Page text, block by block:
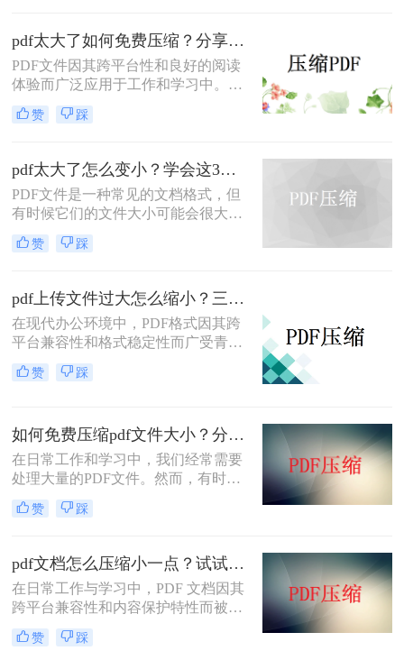
pdf太大了如何免费压缩？分享二种压缩方法！
PDF文件因其跨平台性和良好的阅读
体验而广泛应用于工作和学习中。然
而，有时PDF文件体积过大，不仅占
用存储空间，还会影响传输速度。那
介绍两种免费压缩PDF文件的方法。
赞 踩
pdf太大了怎么变小？学会这3个方法就够了！
PDF文件是一种常见的文档格式，但
有时候它们的文件大小可能会很大，
难以通过电子邮件或其他方式共享。
在这种情况下，大家可以使用以下方
大了怎么变小吧。
赞 踩
pdf上传文件过大怎么缩小？三招助你轻松缩小！
在现代办公环境中，PDF格式因其跨
平台兼容性和格式稳定性而广受青
睐。然而，高清图片、复杂布局和丰
富内容往往导致PDF文件体积庞大，
绍三种简单实用的PDF压缩技巧，助
你轻松优化PDF文件，提升文档传输
效率。
赞 踩
如何免费压缩pdf文件大小？分享二个实用压缩方法！
在日常工作和学习中，我们经常需要
处理大量的PDF文件。然而，有时候
PDF文件过大，不仅占用存储空间，
还会影响上传和分享的速度。为了解
文将介绍两种免费压缩PDF文件大小
的方法。
赞 踩
pdf文档怎么压缩小一点？试试这5个压缩方法！
在日常工作与学习中，PDF 文档因其
跨平台兼容性和内容保护特性而被广
泛使用。然而，当 PDF 文件中包含大
量高分辨率图片、内嵌字体或复杂图
赞 踩